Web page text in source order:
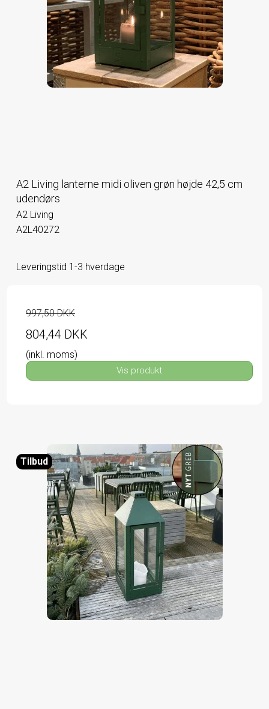
A2 Living lanterne midi oliven grøn højde 42,5 cm
udendørs
A2 Living
A2L40272
Leveringstid 1-3 hverdage
997,50 DKK
804,44 DKK
(inkl. moms)
Vis produkt
Tilbud